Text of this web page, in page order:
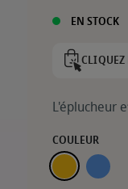
EN STOCK
CLIQUEZ
L'éplucheur
COULEUR
HÊTRE BLEU